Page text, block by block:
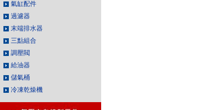
氣缸配件
過濾器
末端排水器
三點組合
調壓閥
給油器
儲氣桶
冷凍乾燥機